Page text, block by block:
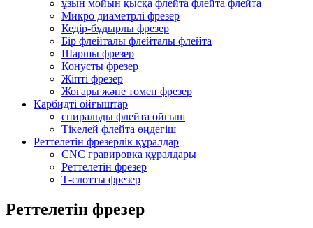
ұзын мойын қысқа флейта флейта флейта
Микро диаметрлі фрезер
Кедір-бұдырлы фрезер
Бір флейталы флейталы флейта
Шаршы фрезер
Конусты фрезер
Жіпті фрезер
Жоғары және төмен фрезер
Карбидті ойғыштар
спиральды флейта ойғыш
Тікелей флейта өңдегіш
Реттелетін фрезерлік құралдар
CNC гравировка құралдары
Реттелетін фрезер
Т-слотты фрезер
Реттелетін фрезер